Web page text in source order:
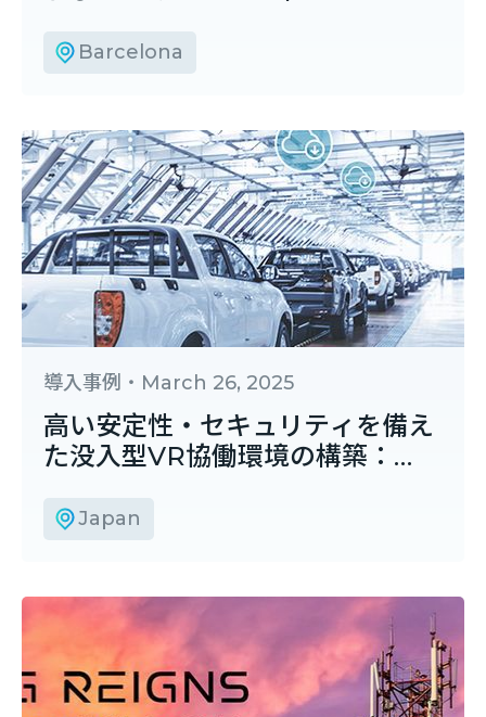
ングレス）において、産業向け次
Barcelona
導入事例 ・ March 26, 2025
高い安定性・セキュリティを備え
た没入型VR協働環境の構築：
産自動車に導入
Japan